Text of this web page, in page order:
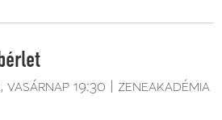
vasárnap 19:30 zeneakadémia